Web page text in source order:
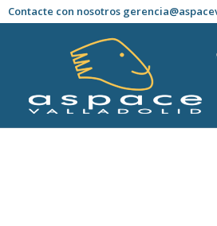
Contacte con nosotros